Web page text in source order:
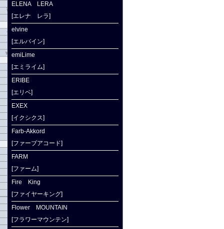
ELENA LERA
[エレナ レラ]
elvine
[エルバイン]
emiLime
[エミライム]
ERIBE
[エリベ]
EXEX
[イクシクス]
Farb-Akkord
[ファーブアコード]
FARM
[ファーム]
Fire King
[ファイヤーキング]
Flower MOUNTAIN
[フラワーマウンテン]